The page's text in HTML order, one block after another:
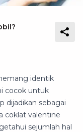
identik
cocok untuk
dijadikan sebagai
coklat valentine
sejumlah hal